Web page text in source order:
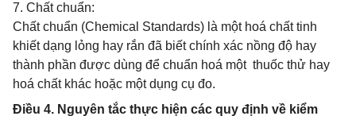
7. Chất chuẩn:
Chất chuẩn (Chemical Standards) là một hoá chất tinh
khiết dạng lỏng hay rắn đã biết chính xác nồng độ hay
thành phần được dùng để chuẩn hoá một thuốc thử hay
hoá chất khác hoặc một dụng cụ đo.
Điều 4. Nguyên tắc thực hiện các quy định về kiểm